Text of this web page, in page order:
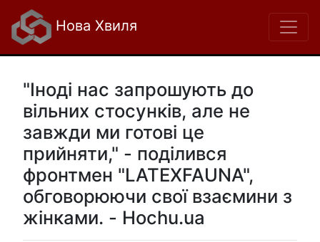
Нова Хвиля
"Іноді нас запрошують до
вільних стосунків, але не
завжди ми готові це
прийняти," - поділився
фронтмен "LATEXFAUNA",
обговорюючи свої взаємини з
жінками. - Hochu.ua